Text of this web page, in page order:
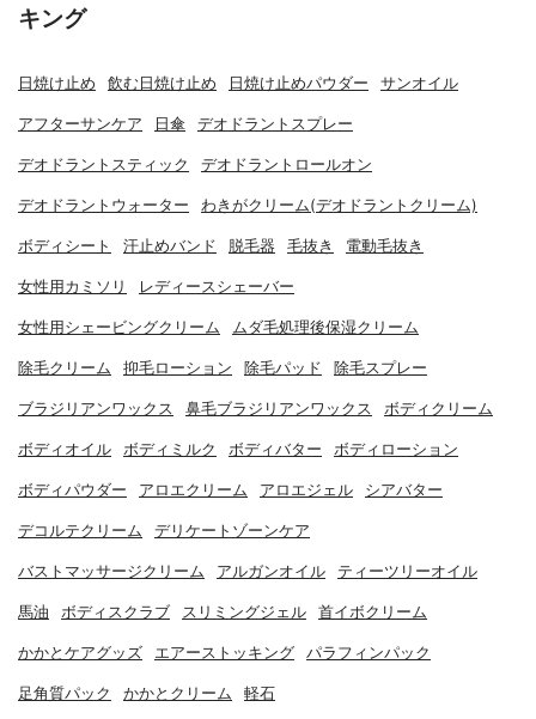
キング
日焼け止め 飲む日焼け止め 日焼け止めパウダー サンオイル
アフターサンケア 日傘 デオドラントスプレー
デオドラントスティック デオドラントロールオン
デオドラントウォーター わきがクリーム(デオドラントクリーム)
ボディシート 汗止めバンド 脱毛器 毛抜き 電動毛抜き
女性用カミソリ レディースシェーバー
女性用シェービングクリーム ムダ毛処理後保湿クリーム
除毛クリーム 抑毛ローション 除毛パッド 除毛スプレー
ブラジリアンワックス 鼻毛ブラジリアンワックス ボディクリーム
ボディオイル ボディミルク ボディバター ボディローション
ボディパウダー アロエクリーム アロエジェル シアバター
デコルテクリーム デリケートゾーンケア
バストマッサージクリーム アルガンオイル ティーツリーオイル
馬油 ボディスクラブ スリミングジェル 首イボクリーム
かかとケアグッズ エアーストッキング パラフィンパック
足角質パック かかとクリーム 軽石